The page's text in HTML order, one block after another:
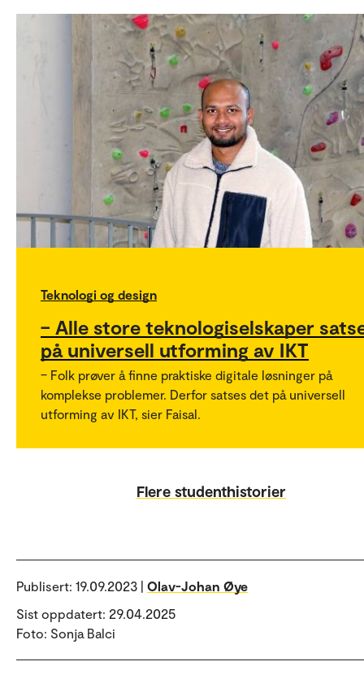
Teknologi og design
– Alle store teknologiselskaper
på universell utforming av IKT
– Folk prøver å finne praktiske digitale løsninger på
komplekse problemer. Derfor satses det på universell
utforming av IKT, sier Faisal.
Flere studenthistorier
Publisert: 19.09.2023 | Olav-Johan Øye
Sist oppdatert: 29.04.2025
Foto: Sonja Balci